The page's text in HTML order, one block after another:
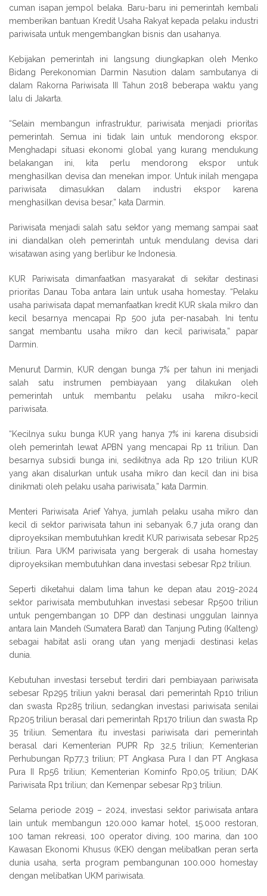
cuman isapan jempol belaka. Baru-baru ini pemerintah kembali
memberikan bantuan Kredit Usaha Rakyat kepada pelaku industri
pariwisata untuk mengembangkan bisnis dan usahanya.
Kebijakan pemerintah ini langsung diungkapkan oleh Menko
Bidang Perekonomian Darmin Nasution dalam sambutanya di
dalam Rakorna Pariwisata III Tahun 2018 beberapa waktu yang
lalu di Jakarta.
“Selain membangun infrastruktur, pariwisata menjadi prioritas
pemerintah. Semua ini tidak lain untuk mendorong ekspor.
Menghadapi situasi ekonomi global yang kurang mendukung
belakangan ini, kita perlu mendorong ekspor untuk
menghasilkan devisa dan menekan impor. Untuk inilah mengapa
pariwisata dimasukkan dalam industri ekspor karena
menghasilkan devisa besar,” kata Darmin.
Pariwisata menjadi salah satu sektor yang memang sampai saat
ini diandalkan oleh pemerintah untuk mendulang devisa dari
wisatawan asing yang berlibur ke Indonesia.
KUR Pariwisata dimanfaatkan masyarakat di sekitar destinasi
prioritas Danau Toba antara lain untuk usaha homestay. “Pelaku
usaha pariwisata dapat memanfaatkan kredit KUR skala mikro dan
kecil besarnya mencapai Rp 500 juta per-nasabah. Ini tentu
sangat membantu usaha mikro dan kecil pariwisata,” papar
Darmin.
Menurut Darmin, KUR dengan bunga 7% per tahun ini menjadi
salah satu instrumen pembiayaan yang dilakukan oleh
pemerintah untuk membantu pelaku usaha mikro-kecil
pariwisata.
“Kecilnya suku bunga KUR yang hanya 7% ini karena disubsidi
oleh pemerintah lewat APBN yang mencapai Rp 11 triliun. Dan
besarnya subsidi bunga ini, sedikitnya ada Rp 120 triliun KUR
yang akan disalurkan untuk usaha mikro dan kecil dan ini bisa
dinikmati oleh pelaku usaha pariwisata,” kata Darmin.
Menteri Pariwisata Arief Yahya, jumlah pelaku usaha mikro dan
kecil di sektor pariwisata tahun ini sebanyak 6,7 juta orang dan
diproyeksikan membutuhkan kredit KUR pariwisata sebesar Rp25
triliun. Para UKM pariwisata yang bergerak di usaha homestay
diproyeksikan membutuhkan dana investasi sebesar Rp2 triliun.
Seperti diketahui dalam lima tahun ke depan atau 2019-2024
sektor pariwisata membutuhkan investasi sebesar Rp500 triliun
untuk pengembangan 10 DPP dan destinasi unggulan lainnya
antara lain Mandeh (Sumatera Barat) dan Tanjung Puting (Kalteng)
sebagai habitat asli orang utan yang menjadi destinasi kelas
dunia.
Kebutuhan investasi tersebut terdiri dari pembiayaan pariwisata
sebesar Rp295 triliun yakni berasal dari pemerintah Rp10 triliun
dan swasta Rp285 triliun, sedangkan investasi pariwisata senilai
Rp205 triliun berasal dari pemerintah Rp170 triliun dan swasta Rp
35 triliun. Sementara itu investasi pariwisata dari pemerintah
berasal dari Kementerian PUPR Rp 32,5 triliun; Kementerian
Perhubungan Rp77,3 triliun; PT Angkasa Pura I dan PT Angkasa
Pura II Rp56 triliun; Kementerian Kominfo Rp0,05 triliun; DAK
Pariwisata Rp1 triliun; dan Kemenpar sebesar Rp3 triliun.
Selama periode 2019 – 2024, investasi sektor pariwisata antara
lain untuk membangun 120.000 kamar hotel, 15.000 restoran,
100 taman rekreasi, 100 operator diving, 100 marina, dan 100
Kawasan Ekonomi Khusus (KEK) dengan melibatkan peran serta
dunia usaha, serta program pembangunan 100.000 homestay
dengan melibatkan UKM pariwisata.